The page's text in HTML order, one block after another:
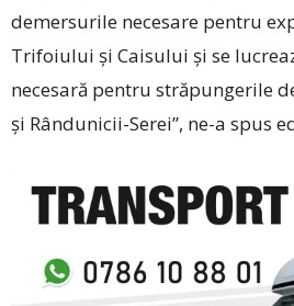
demersurile necesare pentru
Trifoiului și Caisului și se
necesară pentru străpungerile
și Rândunicii-Serei”, ne-a spus